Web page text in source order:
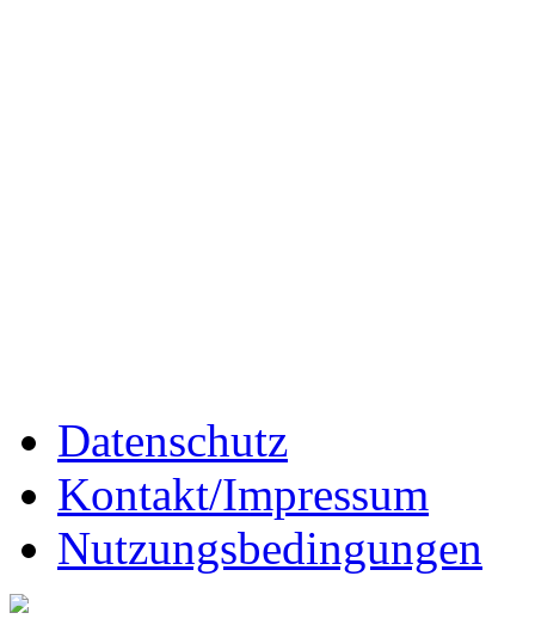
Datenschutz
Kontakt/Impressum
Nutzungsbedingungen